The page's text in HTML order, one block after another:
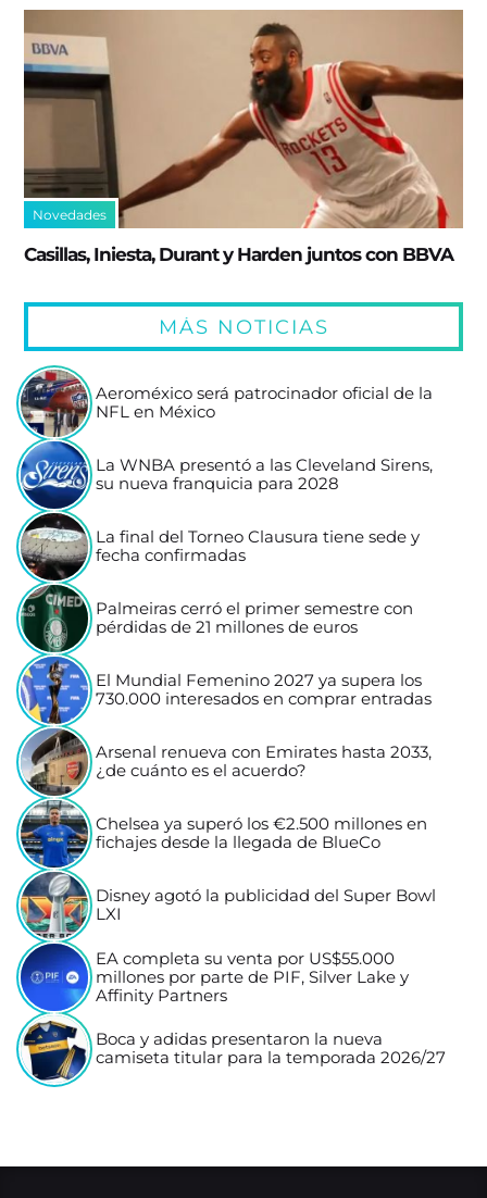
Novedades
Casillas, Iniesta, Durant y Harden juntos con BBVA
MÁS NOTICIAS
Aeroméxico será patrocinador oficial de la
NFL en México
La WNBA presentó a las Cleveland Sirens,
su nueva franquicia para 2028
La final del Torneo Clausura tiene sede y
fecha confirmadas
Palmeiras cerró el primer semestre con
pérdidas de 21 millones de euros
El Mundial Femenino 2027 ya supera los
730.000 interesados en comprar entradas
Arsenal renueva con Emirates hasta 2033,
¿de cuánto es el acuerdo?
Chelsea ya superó los €2.500 millones en
fichajes desde la llegada de BlueCo
Disney agotó la publicidad del Super Bowl
LXI
EA completa su venta por US$55.000
millones por parte de PIF, Silver Lake y
Affinity Partners
Boca y adidas presentaron la nueva
camiseta titular para la temporada 2026/27